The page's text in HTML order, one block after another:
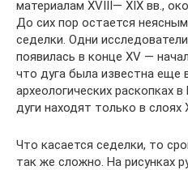
материалам XVIII— XIX вв.,
До сих пор остается
седелки. Одни
появилась в конце XV —
что дуга была известна еще
археологических раскопках
дуги находят только в слоях
Что касается седелки, то
так же сложно. На рисунках